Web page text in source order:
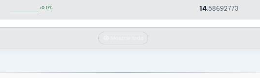
+0.0% 14.58692773